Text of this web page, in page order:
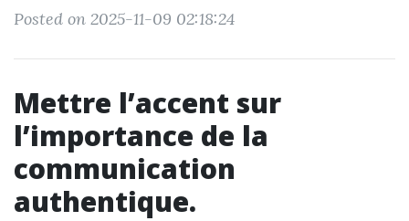
Posted on 2025-11-09 02:18:24
Mettre l’accent sur
l’importance de la
communication
authentique.